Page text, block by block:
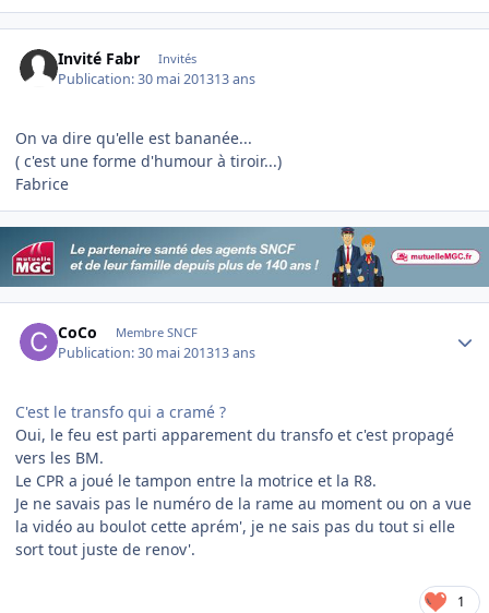
Invité Fabr Invités
Publication:30 mai 201313 ans
On va dire qu'elle est bananée...
( c'est une forme d'humour à tiroir...)
Fabrice
CoCo Membre SNCF
Publication:30 mai 201313 ans
C'est le transfo qui a cramé ?
Oui, le feu est parti apparement du transfo et c'est propagé
vers les BM.
Le CPR a joué le tampon entre la motrice et la R8.
Je ne savais pas le numéro de la rame au moment ou on a vue
la vidéo au boulot cette aprém', je ne sais pas du tout si elle
sort tout juste de renov'.
1